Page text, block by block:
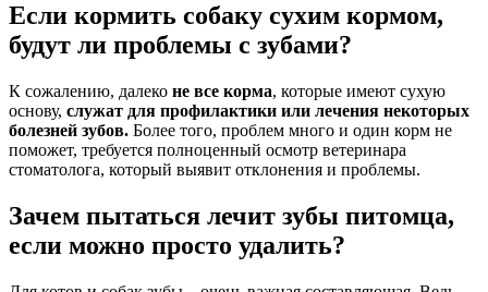
Если кормить собаку сухим кормом,
будут ли проблемы с зубами?
К сожалению, далеко не все корма, которые имеют сухую
основу, служат для профилактики или лечения некоторых
болезней зубов. Более того, проблем много и один корм не
поможет, требуется полноценный осмотр ветеринара
стоматолога, который выявит отклонения и проблемы.
Зачем пытаться лечит зубы питомца,
если можно просто удалить?